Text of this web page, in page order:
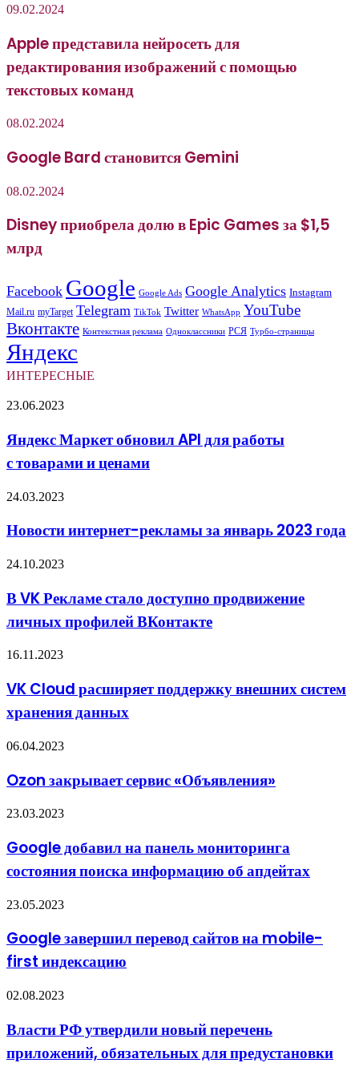
09.02.2024
Apple представила нейросеть для
редактирования изображений с помощью
текстовых команд
08.02.2024
Google Bard становится Gemini
08.02.2024
Disney приобрела долю в Epic Games за $1,5
млрд
Facebook Google Google Ads Google Analytics Instagram
Mail.ru myTarget Telegram TikTok Twitter WhatsApp YouTube
Вконтакте Контекстная реклама Одноклассники РСЯ Турбо-страницы
Яндекс
ИНТЕРЕСНЫЕ
Яндекс
обновил
API
для
с товарами
и ценами
23.06.2023
Яндекс Маркет обновил API для работы
с товарами и ценами
Новости
рекламы
за
2023
24.03.2023
Новости интернет-рекламы за январь 2023 года
В
Рекламе
стало
доступно
личных
24.10.2023
В VK Рекламе стало доступно продвижение
личных профилей ВКонтакте
VK
расширяет
поддержку
внешних
хранения
данных
16.11.2023
VK Cloud расширяет поддержку внешних систем
хранения данных
Ozon
сервис
«Объявления»
06.04.2023
Ozon закрывает сервис «Объявления»
Google
на
панель
мониторинга
поиска
информацию
апдейтах
23.03.2023
Google добавил на панель мониторинга
состояния поиска информацию об апдейтах
Google
перевод
сайтов
на
first
23.05.2023
Google завершил перевод сайтов на mobile-
first индексацию
Власти
утвердили
новый
перечень
02.08.2023
Власти РФ утвердили новый перечень
приложений, обязательных для предустановки